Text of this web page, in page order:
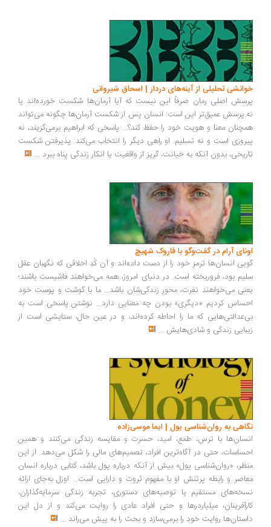
خوانشی تحلیلی از آینه‌های دردار | اسحاق شیروانی
پرسش اصلی رمان صرفاً این نیست که آیا آرمان‌ها شکست خورده‌اند یا
نه.پرسش عمیق‌تر این است: انسان پس از شکست آرمان‌ها چگونه می‌تواند
همچنان معنا و هویت خود را حفظ کند؟... پاسخی که ابراهیم برمی‌گزیند، نه
پیروزی است و نه تسلیم. او راهی دیگر را انتخاب می‌کند: پذیرفتن شکست
تاریخی، بدون آنکه به خیانت، گریز از واقعیت یا انکار زندگی پناه ببرد ...
اونای آرام در گفت‌وگو با فاروک شهیچ‭
گویی انسان‌ها ترمزِ خود را از دست داده‌اند و آن کُدِ اخلاقی که نگهبان عقل
سلیم بود، فروریخته است. در دنیای امروز، همه می‌خواهند فاشیست باشند؛
یعنی می‌خواهند نفرت، محورِ زندگی‌شان باشد... ما با گوشت و پوست خود
احساس کردیم «دیگری» بودن چه معنایی دارد... نوشتن پاسخی است به
بی‌عدالتی‌هایی که ما را احاطه کرده‌اند، و در عین حال، ستایشی است از
زیبایی زندگی و شادی‌هایش ...
نگاهی به روان‌شناسی پول | ایما موسی‌زاده
انسان‌ها با ترس، طمع، امید، حسرت و مقایسه زندگی می‌کنند و همین
احساسات، حتی در آگاه‌ترین افراد، تصمیم‌های مالی را شکل می‌دهد. از این
منظر، «روان‌شناسی پول» بیش از آنکه درباره پول باشد، کتابی درباره انسان
معاصر و رابطه پرتنش او با مفهوم ثروت و دارایی است... اوزل به‌جای ارائه
نسخه‌های مستقیم یا توصیه‌های دستوری، تجربه زندگی سرمایه‌گذاران،
کارآفرینان، میلیاردرها و حتی افراد عادی را روایت می‌کند و از دل این
داستان‌ها روایت خود را برمی‌سازد و بحث را به پیش می‌راند ...